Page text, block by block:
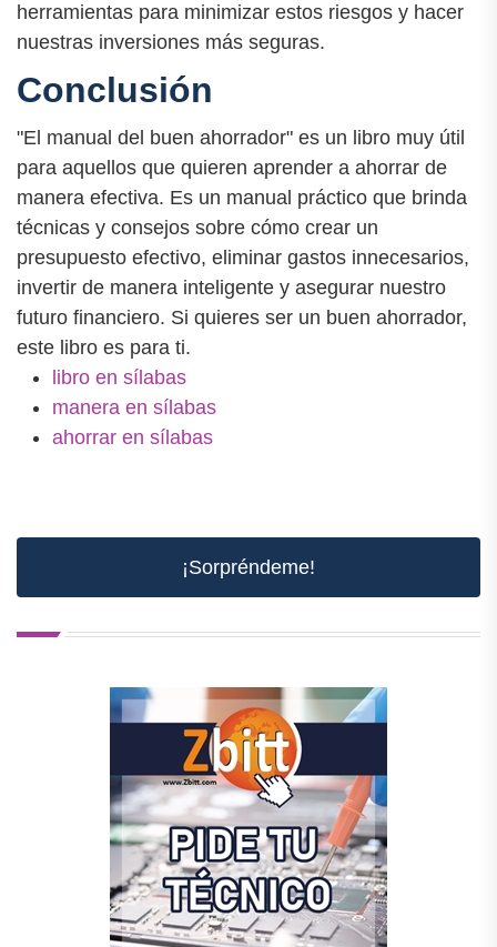
herramientas para minimizar estos riesgos y hacer
nuestras inversiones más seguras.
Conclusión
"El manual del buen ahorrador" es un libro muy útil
para aquellos que quieren aprender a ahorrar de
manera efectiva. Es un manual práctico que brinda
técnicas y consejos sobre cómo crear un
presupuesto efectivo, eliminar gastos innecesarios,
invertir de manera inteligente y asegurar nuestro
futuro financiero. Si quieres ser un buen ahorrador,
este libro es para ti.
libro en sílabas
manera en sílabas
ahorrar en sílabas
¡Sorpréndeme!